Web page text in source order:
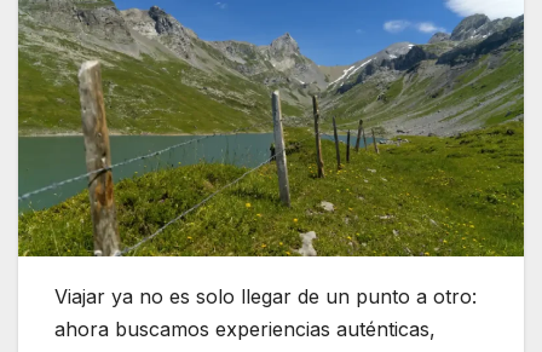
Viajar ya no es solo llegar de un punto a otro:
ahora buscamos experiencias auténticas,